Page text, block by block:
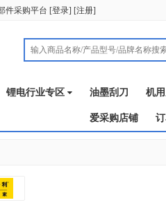
件采购平台 [登录] [注册]
锂电行业专区 油墨刮刀 机
爱采购店铺